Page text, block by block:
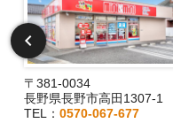
〒381-0034
長野県長野市高田1307-1
TEL： 0570-067-677